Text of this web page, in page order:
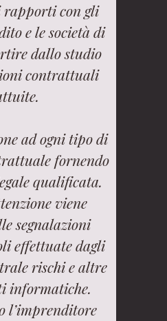
rapporti con gli
e le società di
dallo studio
contrattuali
ad ogni tipo di
fornendo
qualificata.
viene
segnalazioni
effettuate dagli
rischi e altre
informatiche.
l’imprenditore